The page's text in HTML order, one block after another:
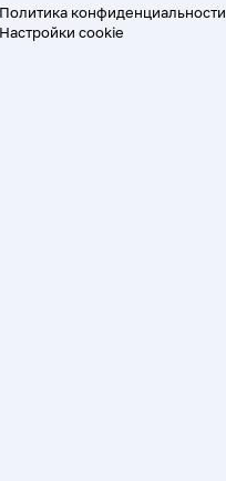
Политика конфиденциальности
Настройки cookie